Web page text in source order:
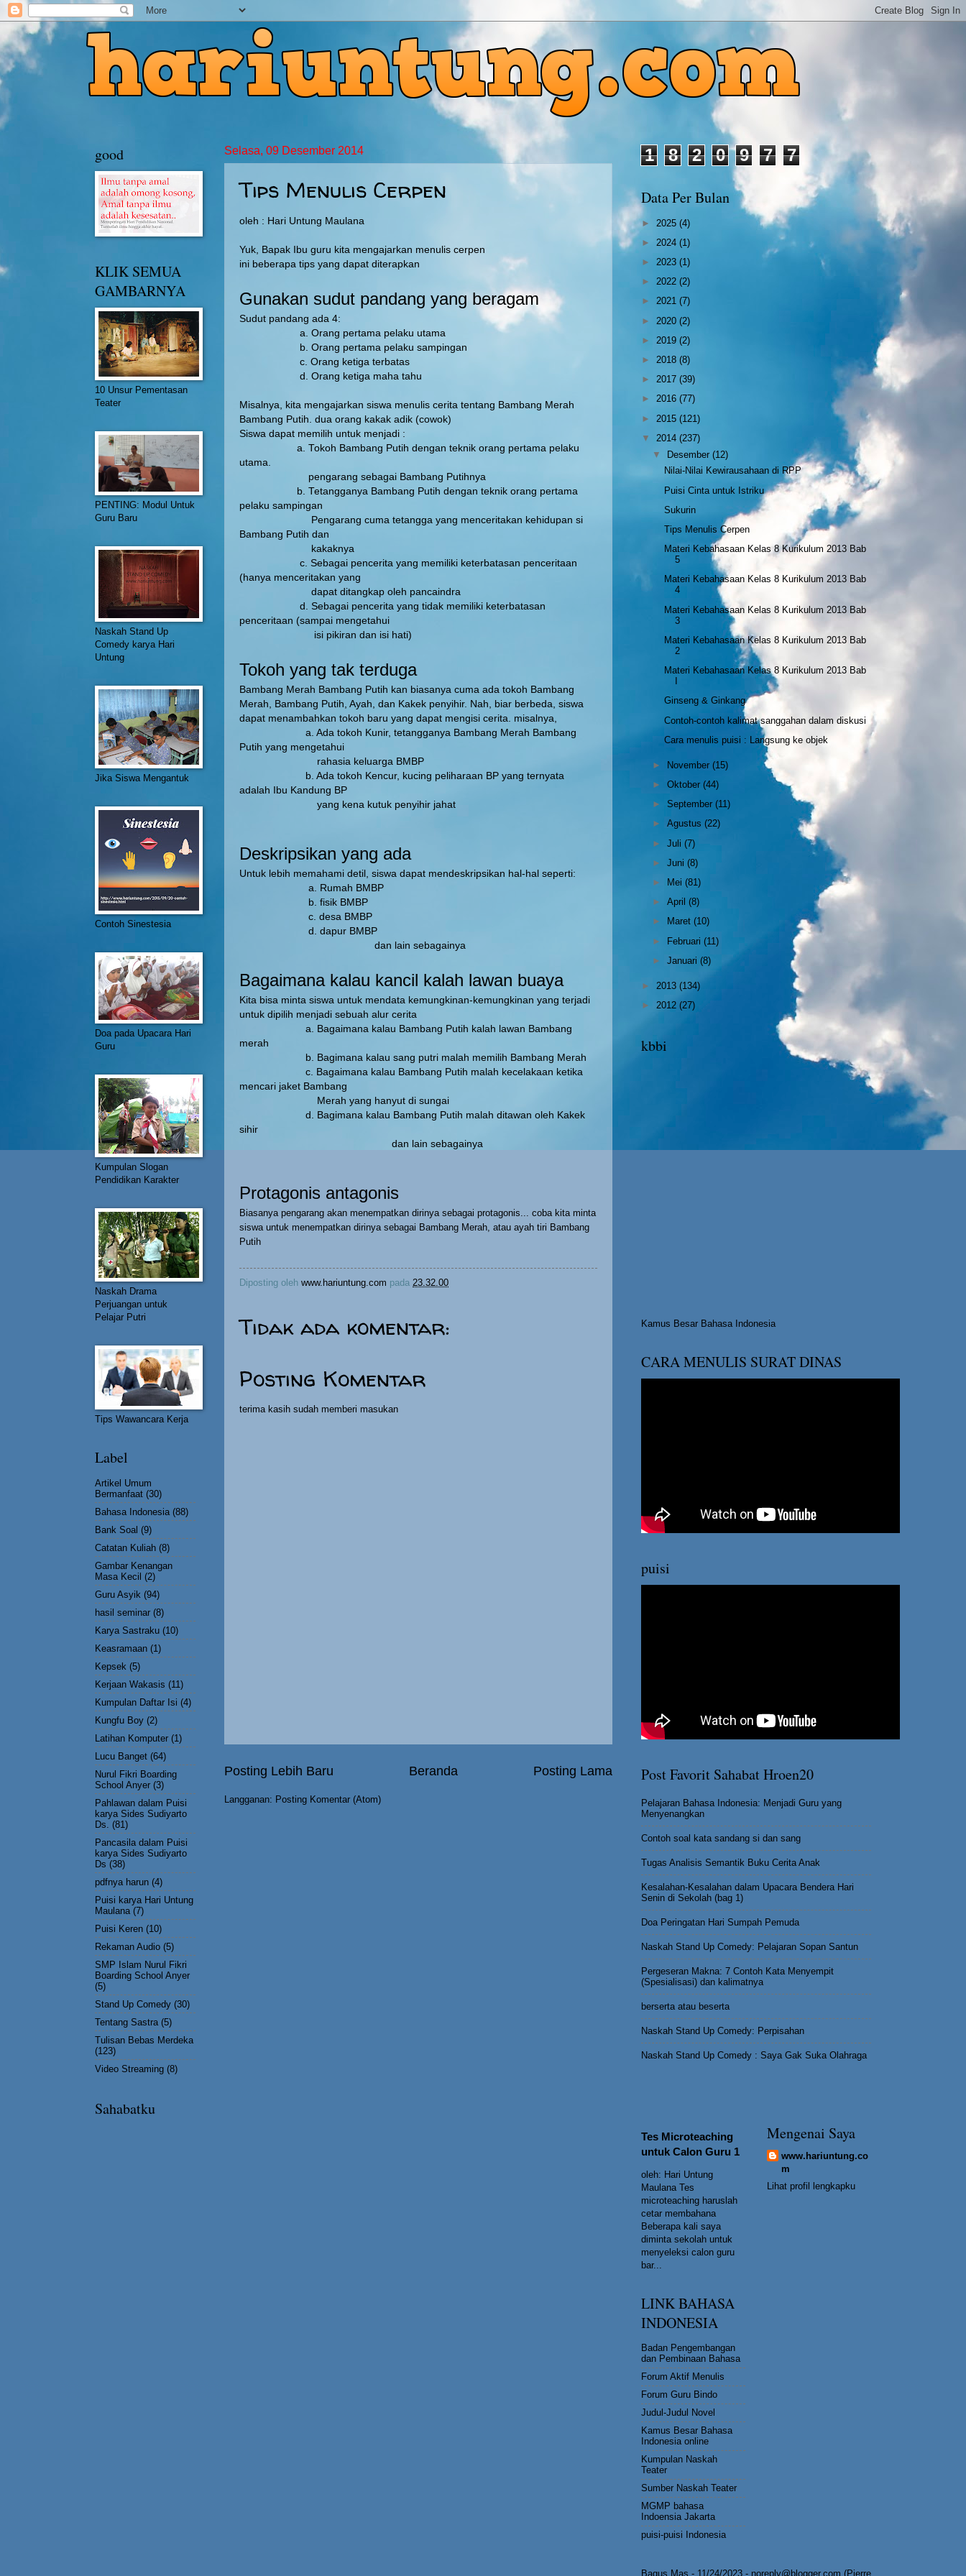
Selasa, 09 Desember 2014
Tips Menulis Cerpen
oleh : Hari Untung Maulana
Yuk, Bapak Ibu guru kita mengajarkan menulis cerpen
ini beberapa tips yang dapat diterapkan
Gunakan sudut pandang yang beragam
Sudut pandang ada 4:
a. Orang pertama pelaku utama
b. Orang pertama pelaku sampingan
c. Orang ketiga terbatas
d. Orang ketiga maha tahu
Misalnya, kita mengajarkan siswa menulis cerita tentang Bambang Merah
Bambang Putih. dua orang kakak adik (cowok)
Siswa dapat memilih untuk menjadi :
a. Tokoh Bambang Putih dengan teknik orang pertama pelaku
utama.
pengarang sebagai Bambang Putihnya
b. Tetangganya Bambang Putih dengan teknik orang pertama
pelaku sampingan
Pengarang cuma tetangga yang menceritakan kehidupan si
Bambang Putih dan
kakaknya
c. Sebagai pencerita yang memiliki keterbatasan penceritaan
(hanya menceritakan yang
dapat ditangkap oleh pancaindra
d. Sebagai pencerita yang tidak memiliki keterbatasan
penceritaan (sampai mengetahui
isi pikiran dan isi hati)
Tokoh yang tak terduga
Bambang Merah Bambang Putih kan biasanya cuma ada tokoh Bambang
Merah, Bambang Putih, Ayah, dan Kakek penyihir. Nah, biar berbeda, siswa
dapat menambahkan tokoh baru yang dapat mengisi cerita. misalnya,
a. Ada tokoh Kunir, tetangganya Bambang Merah Bambang
Putih yang mengetahui
rahasia keluarga BMBP
b. Ada tokoh Kencur, kucing peliharaan BP yang ternyata
adalah Ibu Kandung BP
yang kena kutuk penyihir jahat
Deskripsikan yang ada
Untuk lebih memahami detil, siswa dapat mendeskripsikan hal-hal seperti:
a. Rumah BMBP
b. fisik BMBP
c. desa BMBP
d. dapur BMBP
dan lain sebagainya
Bagaimana kalau kancil kalah lawan buaya
Kita bisa minta siswa untuk mendata kemungkinan-kemungkinan yang terjadi
untuk dipilih menjadi sebuah alur cerita
a. Bagaimana kalau Bambang Putih kalah lawan Bambang
merah
b. Bagimana kalau sang putri malah memilih Bambang Merah
c. Bagaimana kalau Bambang Putih malah kecelakaan ketika
mencari jaket Bambang
Merah yang hanyut di sungai
d. Bagimana kalau Bambang Putih malah ditawan oleh Kakek
sihir
dan lain sebagainya
Protagonis antagonis
Biasanya pengarang akan menempatkan dirinya sebagai protagonis... coba kita minta
siswa untuk menempatkan dirinya sebagai Bambang Merah, atau ayah tiri Bambang
Putih
Diposting oleh www.hariuntung.com pada 23.32.00
Tidak ada komentar:
Posting Komentar
terima kasih sudah memberi masukan
Posting Lebih Baru Posting Lama
Beranda
Langganan: Posting Komentar (Atom)
good
KLIK SEMUA
GAMBARNYA
10 Unsur Pementasan
Teater
PENTING: Modul Untuk
Guru Baru
Naskah Stand Up
Comedy karya Hari
Untung
Jika Siswa Mengantuk
Contoh Sinestesia
Doa pada Upacara Hari
Guru
Kumpulan Slogan
Pendidikan Karakter
Naskah Drama
Perjuangan untuk
Pelajar Putri
Tips Wawancara Kerja
Label
Artikel Umum
Bermanfaat (30)
Bahasa Indonesia (88)
Bank Soal (9)
Catatan Kuliah (8)
Gambar Kenangan
Masa Kecil (2)
Guru Asyik (94)
hasil seminar (8)
Karya Sastraku (10)
Keasramaan (1)
Kepsek (5)
Kerjaan Wakasis (11)
Kumpulan Daftar Isi (4)
Kungfu Boy (2)
Latihan Komputer (1)
Lucu Banget (64)
Nurul Fikri Boarding
School Anyer (3)
Pahlawan dalam Puisi
karya Sides Sudiyarto
Ds. (81)
Pancasila dalam Puisi
karya Sides Sudiyarto
Ds (38)
pdfnya harun (4)
Puisi karya Hari Untung
Maulana (7)
Puisi Keren (10)
Rekaman Audio (5)
SMP Islam Nurul Fikri
Boarding School Anyer
(5)
Stand Up Comedy (30)
Tentang Sastra (5)
Tulisan Bebas Merdeka
(123)
Video Streaming (8)
Sahabatku
1 8 2 0 9 7 7
Data Per Bulan
► 2025 (4)
► 2024 (1)
► 2023 (1)
► 2022 (2)
► 2021 (7)
► 2020 (2)
► 2019 (2)
► 2018 (8)
► 2017 (39)
► 2016 (77)
► 2015 (121)
▼ 2014 (237)
▼ Desember(12)
Nilai-Nilai Kewirausahaan di RPP
Puisi Cinta untuk Istriku
Sukurin
Tips Menulis Cerpen
Materi Kebahasaan Kelas 8 Kurikulum 2013 Bab
5
Materi Kebahasaan Kelas 8 Kurikulum 2013 Bab
4
Materi Kebahasaan Kelas 8 Kurikulum 2013 Bab
3
Materi Kebahasaan Kelas 8 Kurikulum 2013 Bab
2
Materi Kebahasaan Kelas 8 Kurikulum 2013 Bab
Ginseng & Ginkang
Contoh-contoh kalimat sanggahan dalam diskusi
Cara menulis puisi : Langsung ke objek
► November(15)
►Oktober(44)
►September(11)
►Agustus(22)
►Juli(7)
►Juni(8)
►
Mei(81)
►April(8)
►
Maret(10)
► Februari(11)
►Januari(8)
► 2013 (134)
► 2012 (27)
kbbi
Kamus Besar Bahasa Indonesia
CARA MENULIS SURAT DINAS
puisi
Post Favorit Sahabat Hroen20
Pelajaran Bahasa Indonesia: Menjadi Guru yang
Menyenangkan
Contoh soal kata sandang si dan sang
Tugas Analisis Semantik Buku Cerita Anak
Kesalahan-Kesalahan dalam Upacara Bendera Hari
Senin di Sekolah (bag 1)
Doa Peringatan Hari Sumpah Pemuda
Naskah Stand Up Comedy: Pelajaran Sopan Santun
Pergeseran Makna: 7 Contoh Kata Menyempit
(Spesialisasi) dan kalimatnya
berserta atau beserta
Naskah Stand Up Comedy: Perpisahan
Naskah Stand Up Comedy : Saya Gak Suka Olahraga
Tes Microteaching
untuk Calon Guru 1
oleh: Hari Untung
Maulana Tes
microteaching haruslah
cetar membahana
Beberapa kali saya
diminta sekolah untuk
menyeleksi calon guru
bar...
LINK BAHASA
INDONESIA
Badan Pengembangan
dan Pembinaan Bahasa
Forum Aktif Menulis
Forum Guru Bindo
Judul-Judul Novel
Kamus Besar Bahasa
Indonesia online
Kumpulan Naskah
Teater
Sumber Naskah Teater
MGMP bahasa
Indoensia Jakarta
puisi-puisi Indonesia
Mengenai Saya
www.hariuntung.co
m
Lihat profil lengkapku
Bagus Mas - 11/24/2023 - noreply@blogger.com (Pierre